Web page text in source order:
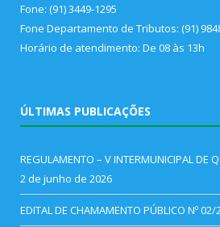
Fone: (91) 3449-1295
Fone Departamento de Tributos: (91)
Horário de atendimento: De 08 às 13h
ÚLTIMAS PUBLICAÇÕES
REGULAMENTO – V INTERMUNICIPAL DE
2 de junho de 2026
EDITAL DE CHAMAMENTO PÚBLICO Nº 02/